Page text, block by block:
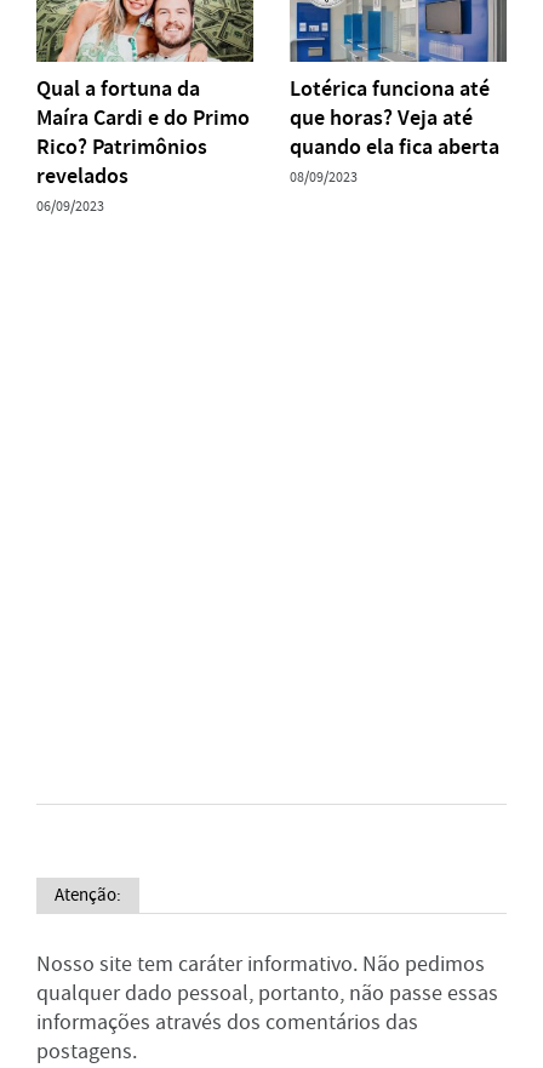
Qual a fortuna da
Maíra Cardi e do Primo
Rico? Patrimônios
revelados
06/09/2023
Lotérica funciona até
que horas? Veja até
quando ela fica aberta
08/09/2023
Atenção:
Nosso site tem caráter informativo. Não pedimos
qualquer dado pessoal, portanto, não passe essas
informações através dos comentários das
postagens.